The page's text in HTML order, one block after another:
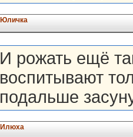
Юличка
И рожать ещё
воспитывают
подальше
Илюха